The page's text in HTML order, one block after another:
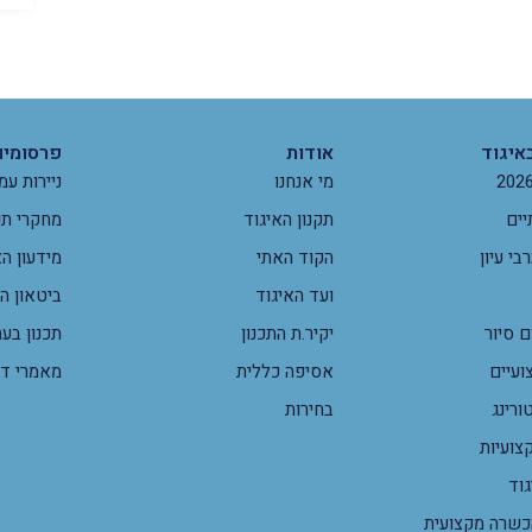
עיון
סיור
מקצועית
אודות
מי אנחנו
תקנון האיגוד
הקוד האתי
ועד האיגוד
יקיר.ת התכנון
אסיפה כללית
בחירות
ניירות
מחקרי
מידעון
ביטאון
תכנון
מאמרי